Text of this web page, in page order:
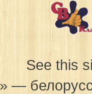
See this